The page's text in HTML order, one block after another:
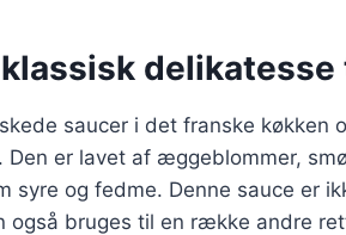
saucer i det franske køkken
Den er lavet af æggeblommer,
syre og fedme. Denne sauce er
bruges til en række andre